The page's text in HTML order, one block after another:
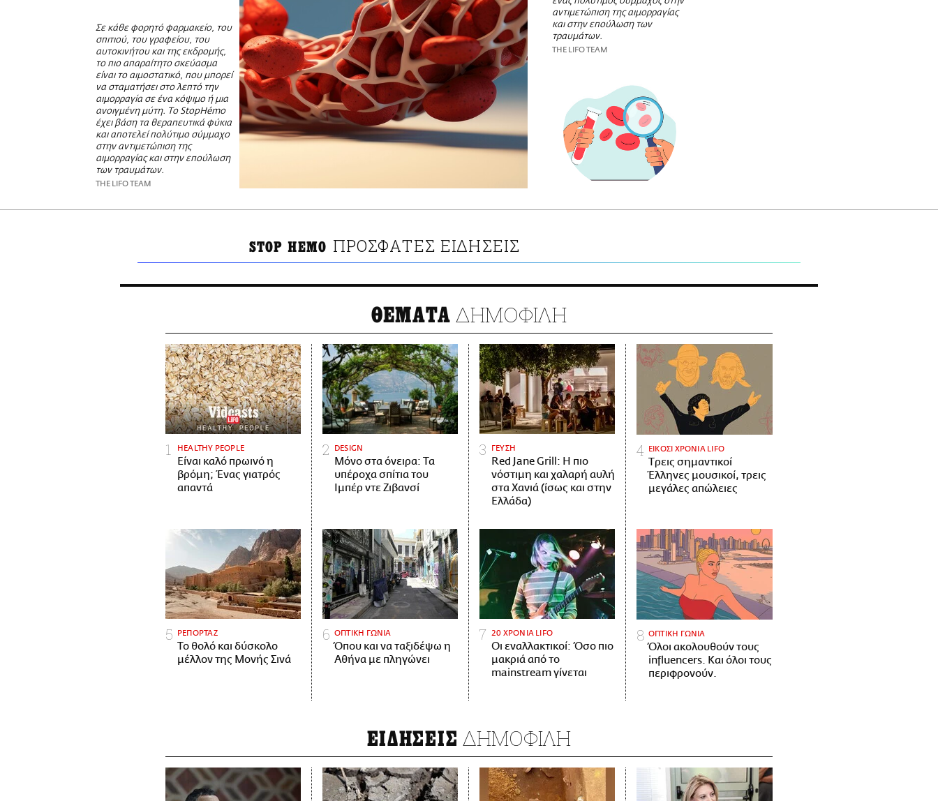
Σε κάθε φορητό φαρμακείο, του
σπιτιού, του γραφείου, του
αυτοκινήτου και της εκδρομής,
το πιο απαραίτητο σκεύασμα
είναι το αιμοστατικό, που μπορεί
να σταματήσει στο λεπτό την
αιμορραγία σε ένα κόψιμο ή μια
ανοιγμένη μύτη. Το StopHémo
έχει βάση τα θεραπευτικά φύκια
και αποτελεί πολύτιμο σύμμαχο
στην αντιμετώπιση της
αιμορραγίας και στην επούλωση
των τραυμάτων.
THE LIFO TEAM
αντιμετώπιση της αιμορραγίας
και στην επούλωση των
τραυμάτων.
THE LIFO TEAM
STOP HEMO ΠΡΟΣΦΑΤΕΣ ΕΙΔΗΣΕΙΣ
ΘΕΜΑΤΑ ΔΗΜΟΦΙΛΗ
HEALTHY PEOPLE
Είναι καλό πρωινό η
βρόμη; Ένας γιατρός
απαντά
DESIGN
Μόνο στα όνειρα: Τα
υπέροχα σπίτια του
Ιμπέρ ντε Ζιβανσί
ΓΕΥΣΗ
Red Jane Grill: Η πιο
νόστιμη και χαλαρή αυλή
στα Χανιά (ίσως και στην
Ελλάδα)
ΕΙΚΟΣΙ ΧΡΟΝΙΑ LIFO
Tρεις σημαντικοί
Έλληνες μουσικοί, τρεις
μεγάλες απώλειες
ΡΕΠΟΡΤΑΖ
Το θολό και δύσκολο
μέλλον της Μονής Σινά
ΟΠΤΙΚΗ ΓΩΝΙΑ
Όπου και να ταξιδέψω η
Αθήνα με πληγώνει
20 ΧΡΟΝΙΑ LIFO
Οι εναλλακτικοί: Όσο πιο
μακριά από το
mainstream γίνεται
ΟΠΤΙΚΗ ΓΩΝΙΑ
Όλοι ακολουθούν τους
influencers. Και όλοι τους
περιφρονούν.
ΕΙΔΗΣΕΙΣ ΔΗΜΟΦΙΛΗ